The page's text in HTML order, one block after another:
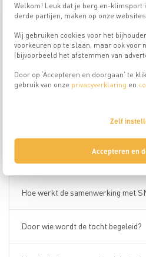
Welkom! Leuk dat je berg en-klimsport
derde partijen, maken op onze
Wij gebruiken cookies voor het
voorkeuren op te slaan, maar ook voor
(bijvoorbeeld het afstemmen van
Door op ‘Accepteren en doorgaan’ te
gebruik van onze privacyverklaring en
Zelf
Accepteren en
Elke dag de mooiste wandelingen
met je zware rugzak op pad te gaan?
onvergetelijke tochten door de meest
Met een kleine groep en onder
een nieuwe routes en keer je daarna
balans tussen avontuur en comfort.
Veelgestelde vragen over
Wat is een standplaatstocht?
Hoe werkt de samenwerking met
Door wie wordt de tocht begeleid?